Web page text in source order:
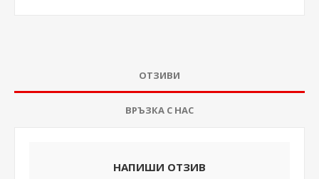
ОТЗИВИ
ВРЪЗКА С НАС
НАПИШИ ОТЗИВ